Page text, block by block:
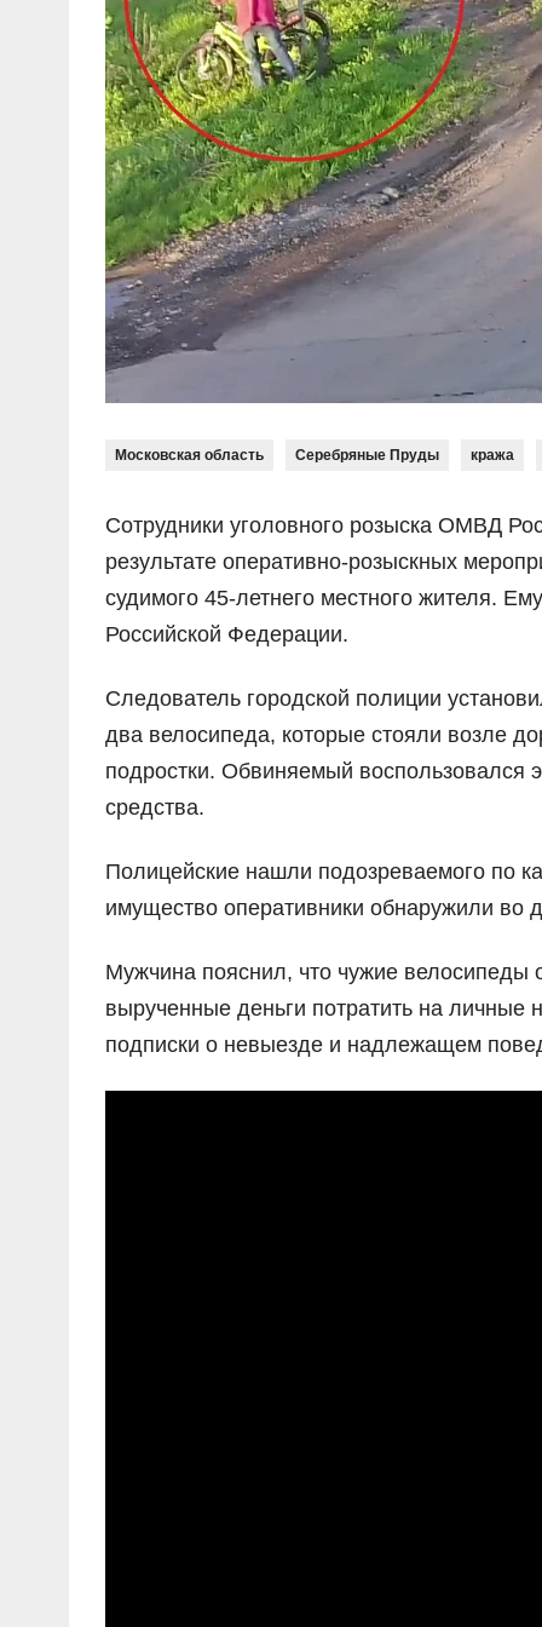
Московская область Серебряные Пруды кража
Сотрудники уголовного розыска ОМВД
результате оперативно-розыскных
судимого 45-летнего местного жителя.
Российской Федерации.
Следователь городской полиции
два велосипеда, которые стояли возле
подростки. Обвиняемый воспользовался
средства.
Полицейские нашли подозреваемого по
имущество оперативники обнаружили во
Мужчина пояснил, что чужие велосипеды
вырученные деньги потратить на
подписки о невыезде и надлежащем